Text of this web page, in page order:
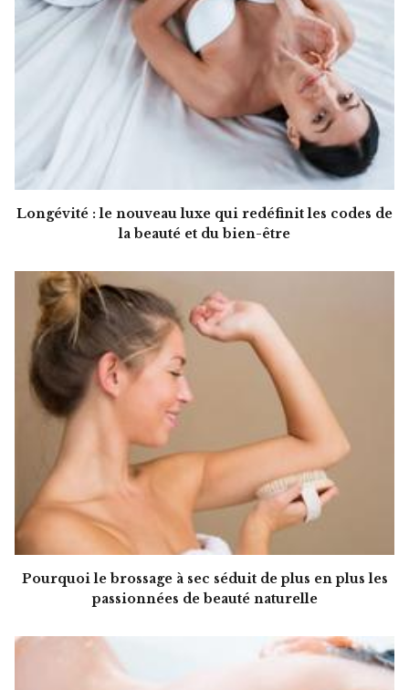
Longévité : le nouveau luxe qui redéfinit les codes de
la beauté et du bien-être
Pourquoi le brossage à sec séduit de plus en plus les
passionnées de beauté naturelle